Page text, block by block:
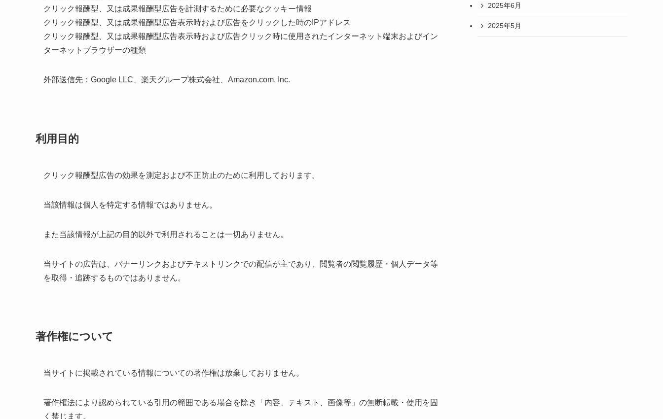
クリック報酬型、又は成果報酬型広告を計測するために必要なクッキー情報
クリック報酬型、又は成果報酬型広告表示時および広告をクリックした時のIPアドレス
クリック報酬型、又は成果報酬型広告表示時および広告クリック時に使用されたインターネット端末およびイン
ターネットブラウザーの種類
外部送信先：Google LLC、楽天グループ株式会社、Amazon.com, Inc.
利用目的
クリック報酬型広告の効果を測定および不正防止のために利用しております。
当該情報は個人を特定する情報ではありません。
また当該情報が上記の目的以外で利用されることは一切ありません。
当サイトの広告は、バナーリンクおよびテキストリンクでの配信が主であり、閲覧者の閲覧履歴・個人データ等
を取得・追跡するものではありません。
著作権について
当サイトに掲載されている情報についての著作権は放棄しておりません。
著作権法により認められている引用の範囲である場合を除き「内容、テキスト、画像等」の無断転載・使用を固
く禁じます。
2025年6月
2025年5月